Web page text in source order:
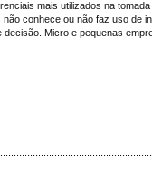
mais utilizados na
conhece ou não faz uso
Micro e pequenas